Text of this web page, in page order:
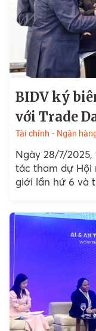
BIDV ký
với Trade
Tài chính - Ngân
Ngày 28/7/
tác tham dự Hội
giới lần hứ 6 và